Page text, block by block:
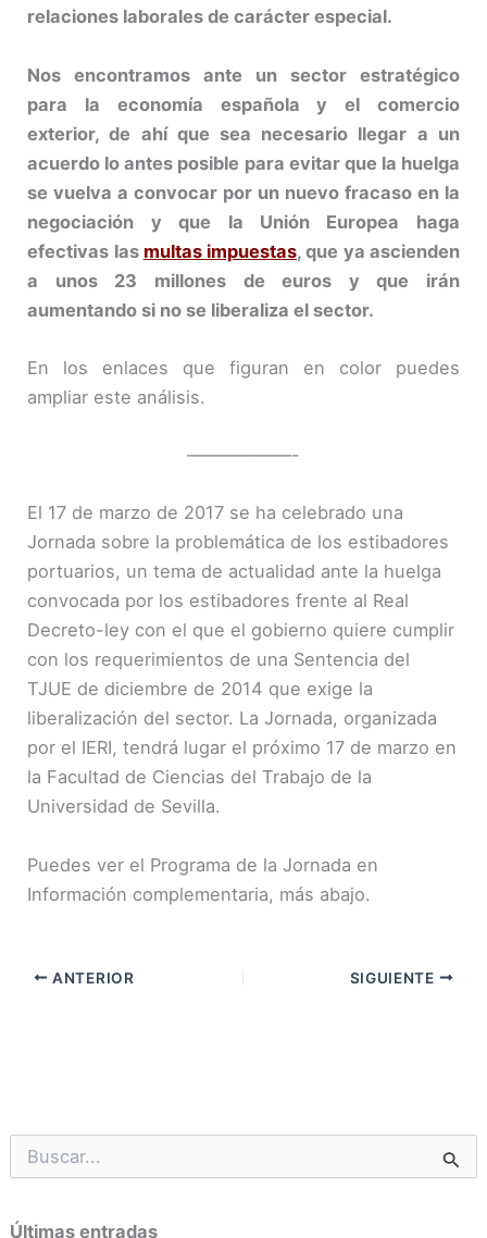
relaciones laborales de carácter especial.
Nos encontramos ante un sector estratégico
para la economía española y el comercio
exterior, de ahí que sea necesario llegar a un
acuerdo lo antes posible para evitar que la huelga
se vuelva a convocar por un nuevo fracaso en la
negociación y que la Unión Europea haga
efectivas las multas impuestas, que ya ascienden
a unos 23 millones de euros y que irán
aumentando si no se liberaliza el sector.
En los enlaces que figuran en color puedes
ampliar este análisis.
——————-
El 17 de marzo de 2017 se ha celebrado una
Jornada sobre la problemática de los estibadores
portuarios, un tema de actualidad ante la huelga
convocada por los estibadores frente al Real
Decreto-ley con el que el gobierno quiere cumplir
con los requerimientos de una Sentencia del
TJUE de diciembre de 2014 que exige la
liberalización del sector. La Jornada, organizada
por el IERI, tendrá lugar el próximo 17 de marzo en
la Facultad de Ciencias del Trabajo de la
Universidad de Sevilla.
Puedes ver el Programa de la Jornada en
Información complementaria, más abajo.
ANTERIOR SIGUIENTE
u
c
Últimas entradas